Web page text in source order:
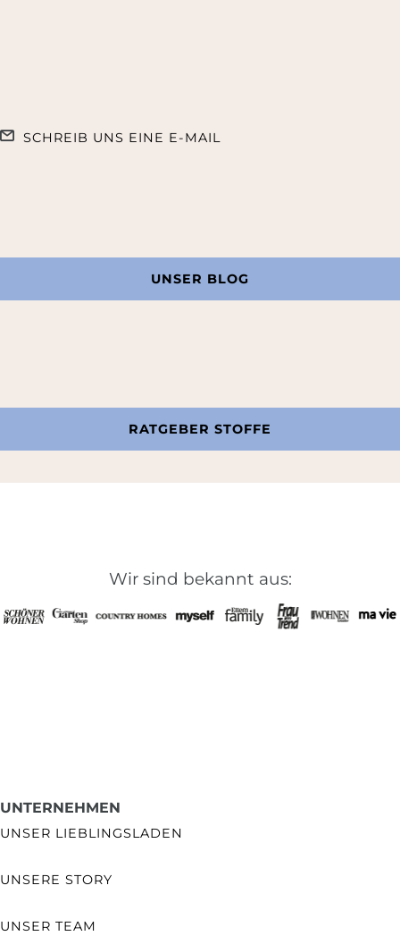
SCHREIB UNS EINE E-MAIL
UNSER BLOG
RATGEBER STOFFE
Wir sind bekannt aus:
UNTERNEHMEN
UNSER LIEBLINGSLADEN
UNSERE STORY
UNSER TEAM